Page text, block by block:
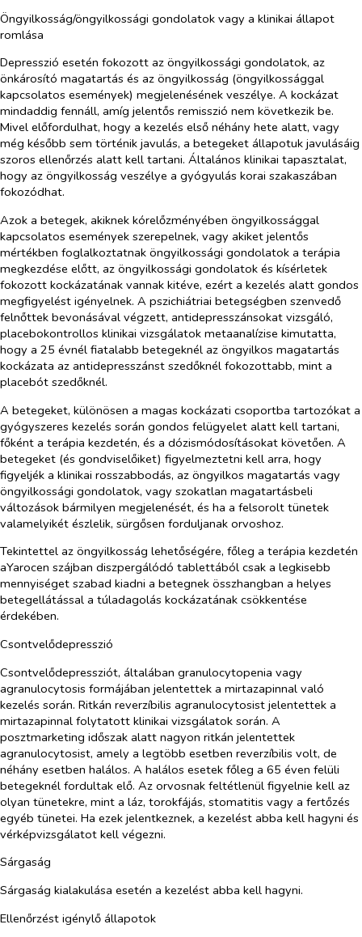
Öngyilkosság/öngyilkossági gondolatok vagy a klinikai állapot
romlása
Depresszió esetén fokozott az öngyilkossági gondolatok, az
önkárosító magatartás és az öngyilkosság (öngyilkossággal
kapcsolatos események) megjelenésének veszélye. A kockázat
mindaddig fennáll, amíg jelentős remisszió nem következik be.
Mivel előfordulhat, hogy a kezelés első néhány hete alatt, vagy
még később sem történik javulás, a betegeket állapotuk javulásáig
szoros ellenőrzés alatt kell tartani. Általános klinikai tapasztalat,
hogy az öngyilkosság veszélye a gyógyulás korai szakaszában
fokozódhat.
Azok a betegek, akiknek kórelőzményében öngyilkossággal
kapcsolatos események szerepelnek, vagy akiket jelentős
mértékben foglalkoztatnak öngyilkossági gondolatok a terápia
megkezdése előtt, az öngyilkossági gondolatok és kísérletek
fokozott kockázatának vannak kitéve, ezért a kezelés alatt gondos
megfigyelést igényelnek. A pszichiátriai betegségben szenvedő
felnőttek bevonásával végzett, antidepresszánsokat vizsgáló,
placebokontrollos klinikai vizsgálatok metaanalízise kimutatta,
hogy a 25 évnél fiatalabb betegeknél az öngyilkos magatartás
kockázata az antidepresszánst szedőknél fokozottabb, mint a
placebót szedőknél.
A betegeket, különösen a magas kockázati csoportba tartozókat a
gyógyszeres kezelés során gondos felügyelet alatt kell tartani,
főként a terápia kezdetén, és a dózismódosításokat követően. A
betegeket (és gondviselőiket) figyelmeztetni kell arra, hogy
figyeljék a klinikai rosszabbodás, az öngyilkos magatartás vagy
öngyilkossági gondolatok, vagy szokatlan magatartásbeli
változások bármilyen megjelenését, és ha a felsorolt tünetek
valamelyikét észlelik, sürgősen forduljanak orvoshoz.
Tekintettel az öngyilkosság lehetőségére, főleg a terápia kezdetén
aYarocen szájban diszpergálódó tablettából csak a legkisebb
mennyiséget szabad kiadni a betegnek összhangban a helyes
betegellátással a túladagolás kockázatának csökkentése
érdekében.
Csontvelődepresszió
Csontvelődepressziót, általában granulocytopenia vagy
agranulocytosis formájában jelentettek a mirtazapinnal való
kezelés során. Ritkán reverzíbilis agranulocytosist jelentettek a
mirtazapinnal folytatott klinikai vizsgálatok során. A
posztmarketing időszak alatt nagyon ritkán jelentettek
agranulocytosist, amely a legtöbb esetben reverzíbilis volt, de
néhány esetben halálos. A halálos esetek főleg a 65 éven felüli
betegeknél fordultak elő. Az orvosnak feltétlenül figyelnie kell az
olyan tünetekre, mint a láz, torokfájás, stomatitis vagy a fertőzés
egyéb tünetei. Ha ezek jelentkeznek, a kezelést abba kell hagyni és
vérképvizsgálatot kell végezni.
Sárgaság
Sárgaság kialakulása esetén a kezelést abba kell hagyni.
Ellenőrzést igénylő állapotok